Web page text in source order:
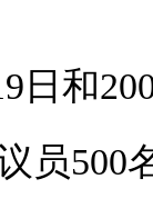
日和
员500